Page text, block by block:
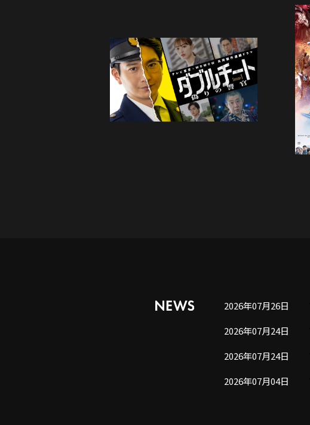
2026年07月26日
2026年07月24日
2026年07月24日
2026年07月04日